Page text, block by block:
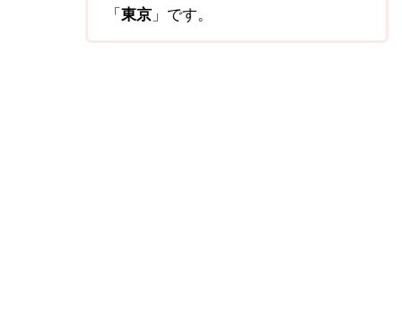
「 東京 」です。